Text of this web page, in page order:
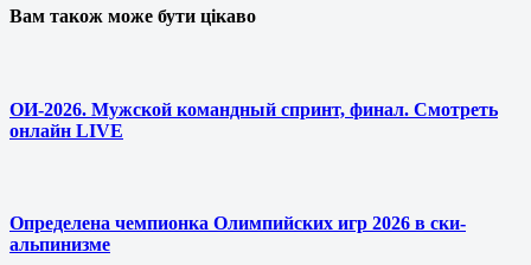
Вам також може бути цікаво
ОИ-2026. Мужской командный спринт, финал. Смотреть
онлайн LIVE
Определена чемпионка Олимпийских игр 2026 в ски-
альпинизме